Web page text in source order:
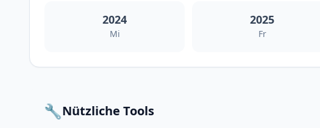
2024
Mi
2025
Fr
🔧Nützliche Tools